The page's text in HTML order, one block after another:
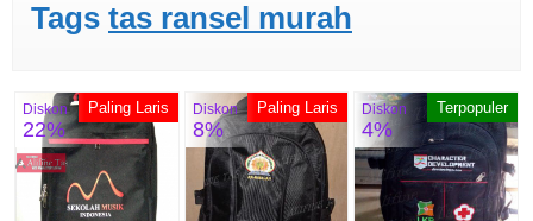
Tags tas ransel murah
Paling Laris
Diskon
22%
Paling Laris
Diskon
8%
Terpopuler
Diskon
4%